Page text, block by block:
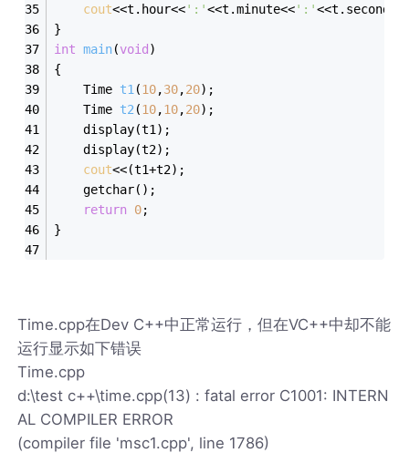
cout<<t.hour<<':'<<t.minute<<':'<<t.second<<
}
int main(void )
{
Time t1 (10,30,20) ;
Time t2 (10,10,20) ;
	display(t1);
	display(t2);
cout<<(t1+t2);
	getchar();
return 0;
}
Time.cpp在Dev C++中正常运行，但在VC++中却不能
运行显示如下错误
Time.cpp
d:\test c++\time.cpp(13) : fatal error C1001: INTERN
AL COMPILER ERROR
(compiler file 'msc1.cpp', line 1786)